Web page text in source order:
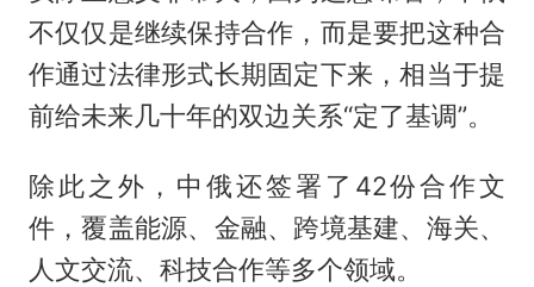
不仅仅是继续保持合作，而是要把这种合
作通过法律形式长期固定下来，相当于提
前给未来几十年的双边关系“定了基调”。
除此之外，中俄还签署了42份合作文
件，覆盖能源、金融、跨境基建、海关、
人文交流、科技合作等多个领域。